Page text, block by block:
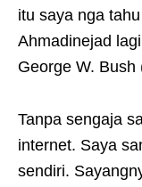
itu saya nga
Ahmadinejad
George W. Bush
Tanpa sengaja
internet. Saya
sendiri.